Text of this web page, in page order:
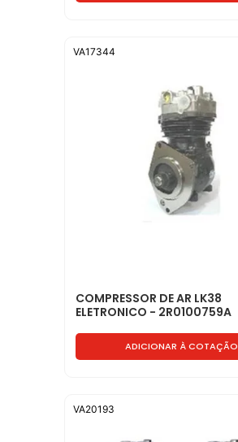
COMPRESSOR DE AR LK38
ELETRONICO - 2R0100759A
ADICIONAR À COTAÇÃO
VA17344
VA20193